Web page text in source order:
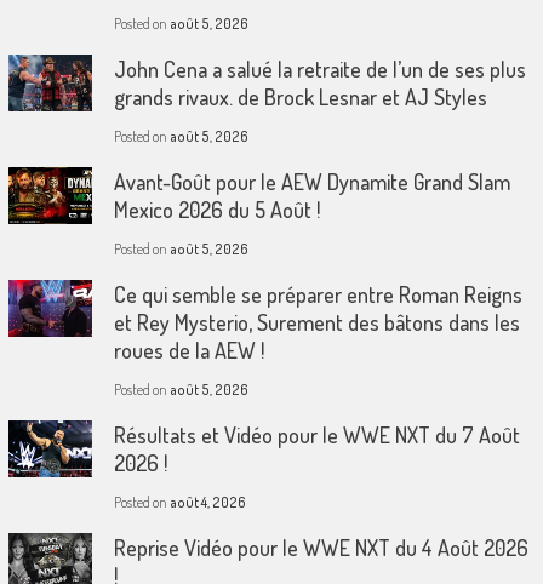
Posted on août 5, 2026
John Cena a salué la retraite de l’un de ses plus
grands rivaux. de Brock Lesnar et AJ Styles
Posted on août 5, 2026
Avant-Goût pour le AEW Dynamite Grand Slam
Mexico 2026 du 5 Août !
Posted on août 5, 2026
Ce qui semble se préparer entre Roman Reigns
et Rey Mysterio, Surement des bâtons dans les
roues de la AEW !
Posted on août 5, 2026
Résultats et Vidéo pour le WWE NXT du 7 Août
2026 !
Posted on août 4, 2026
Reprise Vidéo pour le WWE NXT du 4 Août 2026
!